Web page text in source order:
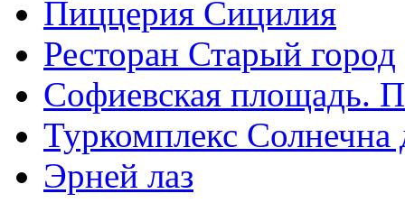
Пиццерия Сицилия
Ресторан Старый город
Софиевская площадь.
Туркомплекс Солнечна
Эрней лаз